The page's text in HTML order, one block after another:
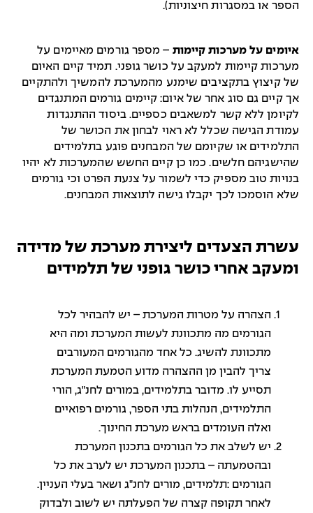
הספר או במסגרות חיצוניות).
איומים על מערכות קיימות – מספר גורמים מאיימים על
מערכות קיימות למעקב על כושר גופני. תמיד קיים האיום
של קיצוץ בתקציבים שימנע מהמערכת להמשיך ולהתקיים
אך קיים גם סוג אחר של איום: קיימים גורמים המתנגדים
לקיומן ללא קשר למשאבים כספיים. ביסוד ההתנגדות
עמודת הגישה שכלל לא ראוי לבחון את הכושר של
התלמידים או שקיומם של המבחנים פוגע בתלמידים
שהישגיהם חלשים. כמו כן קיים החשש שהמערכות לא יהיו
בנויות טוב מספיק כדי לשמור על צנעת הפרט וכי גורמים
שלא הוסמכו לכך יקבלו גישה לתוצאות המבחנים.
עשרת הצעדים ליצירת מערכת של מדידה
ומעקב אחרי כושר גופני של תלמידים
הצהרה על מטרות המערכת – יש להבהיר לכל
הגורמים מה מתכוונת לעשות המערכת ומה היא
מתכוונת להשיג. כל אחד מהגורמים המעורבים
צריך להבין מן ההצהרה מדוע הטמעת המערכת
תסייע לו. מדובר בתלמידים, במורים לחנ"ג, הורי
התלמידים, הנהלות בתי הספר, גורמים רפואיים
ואלה העומדים בראש מערכת החינוך.
יש לשלב את כל הגורמים בתכנון המערכת
ובהטמעתה – בתכנון המערכת יש לערב את כל
הגורמים :תלמידים, מורים לחנ"ג ושאר בעלי העניין.
לאחר תקופה קצרה של הפעלתה יש לשוב ולבדוק